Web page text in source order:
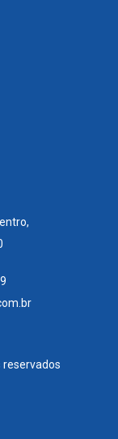
reservados